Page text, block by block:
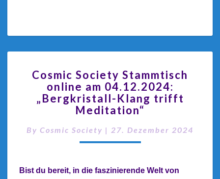
Cosmic Society Stammtisch
online am 04.12.2024:
„Bergkristall-Klang trifft
Meditation“
By Cosmic Society | 27. Dezember 2024
Bist du bereit, in die faszinierende Welt von